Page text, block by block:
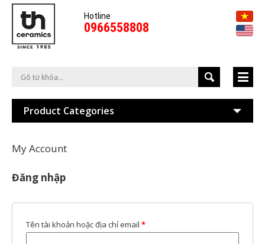
Hotline
0966558808
Product Categories
My Account
Đăng nhập
Tên tài khoản hoặc địa chỉ email *